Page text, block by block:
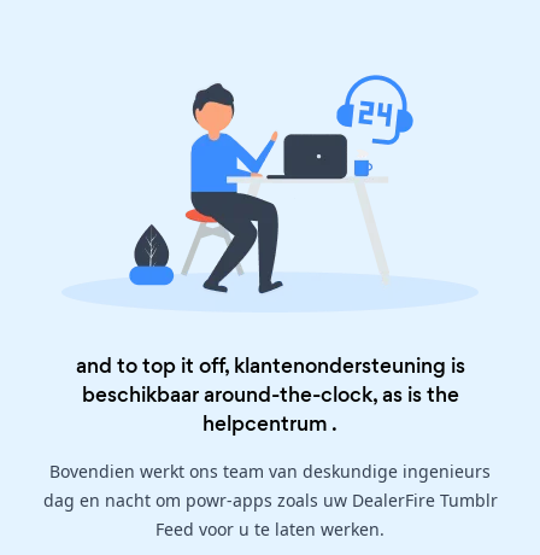
and to top it off, klantenondersteuning is
beschikbaar around-the-clock, as is the
helpcentrum .
Bovendien werkt ons team van deskundige ingenieurs
dag en nacht om powr-apps zoals uw DealerFire Tumblr
Feed voor u te laten werken.